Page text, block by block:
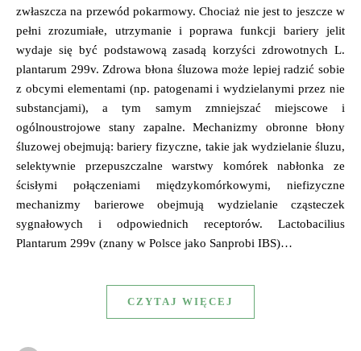
zwłaszcza na przewód pokarmowy. Chociaż nie jest to jeszcze w
pełni zrozumiałe, utrzymanie i poprawa funkcji bariery jelit
wydaje się być podstawową zasadą korzyści zdrowotnych L.
plantarum 299v. Zdrowa błona śluzowa może lepiej radzić sobie
z obcymi elementami (np. patogenami i wydzielanymi przez nie
substancjami), a tym samym zmniejszać miejscowe i
ogólnoustrojowe stany zapalne. Mechanizmy obronne błony
śluzowej obejmują: bariery fizyczne, takie jak wydzielanie śluzu,
selektywnie przepuszczalne warstwy komórek nabłonka ze
ścisłymi połączeniami międzykomórkowymi, niefizyczne
mechanizmy barierowe obejmują wydzielanie cząsteczek
sygnałowych i odpowiednich receptorów. Lactobacilius
Plantarum 299v (znany w Polsce jako Sanprobi IBS)…
CZYTAJ WIĘCEJ